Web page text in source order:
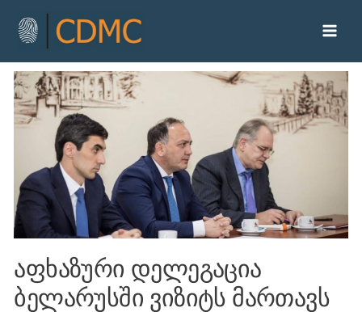
აფხაზური დელეგაცია
ბელარუსში ვიზიტს მართავს